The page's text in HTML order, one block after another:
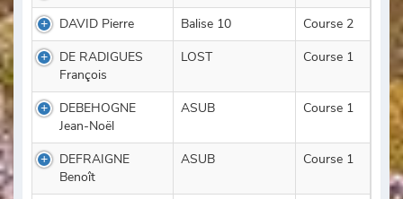
DAVID Pierre
Balise 10
Course 2
DE RADIGUES
François
LOST Course 1
DEBEHOGNE
Jean-Noël
ASUB Course 1
DEFRAIGNE
Benoît
ASUB Course 1